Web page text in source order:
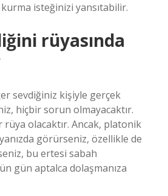
kurma isteğinizi yansıtabilir.
rüyasında
sevdiğiniz kişiyle gerçek
hiçbir sorun olmayacaktır.
olacaktır. Ancak, platonik
görürseniz, özellikle de
bu ertesi sabah
gün aptalca dolaşmanıza